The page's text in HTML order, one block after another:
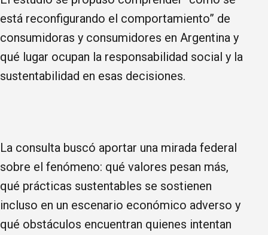
está reconfigurando el comportamiento” de
consumidoras y consumidores en Argentina y
qué lugar ocupan la responsabilidad social y la
sustentabilidad en esas decisiones.
La consulta buscó aportar una mirada federal
sobre el fenómeno: qué valores pesan más,
qué prácticas sustentables se sostienen
incluso en un escenario económico adverso y
qué obstáculos encuentran quienes intentan